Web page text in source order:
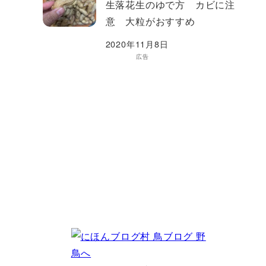
生落花生のゆで方 カビに注
意 大粒がおすすめ
2020年11月8日
広告